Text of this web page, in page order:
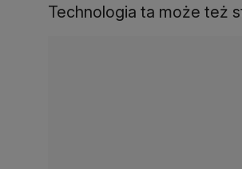
Technologia ta może też